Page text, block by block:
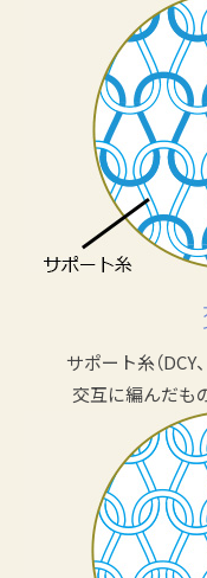
サポート糸（DCY
交互に編んだも